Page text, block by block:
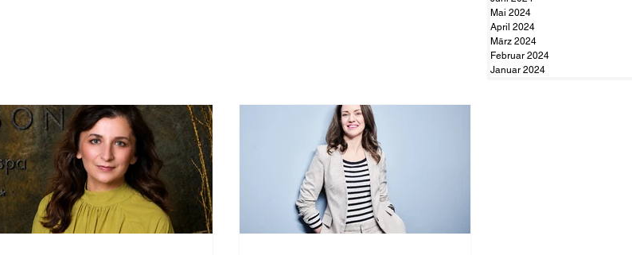
Mai 2024
April 2024
März 2024
Februar 2024
Januar 2024